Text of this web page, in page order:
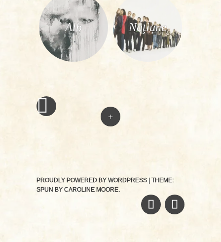
Alb Naţiune
+
PROUDLY POWERED BY WORDPRESS
THEME:
SPUN BY CAROLINE MOORE.
FACEBOOK